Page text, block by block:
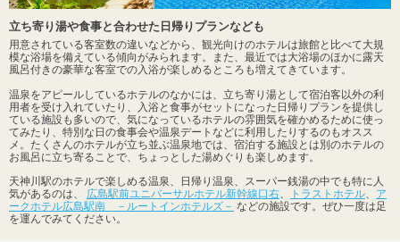
立ち寄り湯や食事と合わせた日帰りプランなども
用意されている客室数の違いなどから、観光向けのホテルは旅館と比べて大規
模な浴場を備えている傾向がみられます。また、最近では大浴場のほかに露天
風呂付きの豪華な客室での入浴が楽しめるところも増えてきています。
温泉をアピールしているホテルのなかには、立ち寄り湯として宿泊客以外の利
用者を受け入れていたり、入浴と食事がセットになった日帰りプランを提供し
ている施設も多いので、気になっているホテルの雰囲気を確かめるために使っ
てみたり、特別な日の食事会や温泉デートなどに利用したりするのもオスス
メ。たくさんのホテルが立ち並ぶ温泉地では、宿泊する施設とは別のホテルの
お風呂に立ち寄ることで、ちょっとした湯めぐりも楽しめます。
天神川駅のホテルで楽しめる温泉、日帰り温泉、スーパー銭湯の中でも特に人
気があるのは、 広島駅前ユニバーサルホテル新幹線口右 トラストホテル
ア
ークホテル広島駅南 －ルートインホテルズ－ などの施設です。ぜひ一度は足
を運んでみてください。